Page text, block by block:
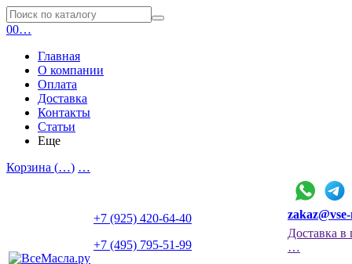
00…
Главная
О компании
Оплата
Доставка
Контакты
Статьи
Еще
Корзина (…) …
+7 (925) 420-64-40
+7 (495) 795-51-99
Доставка в
…